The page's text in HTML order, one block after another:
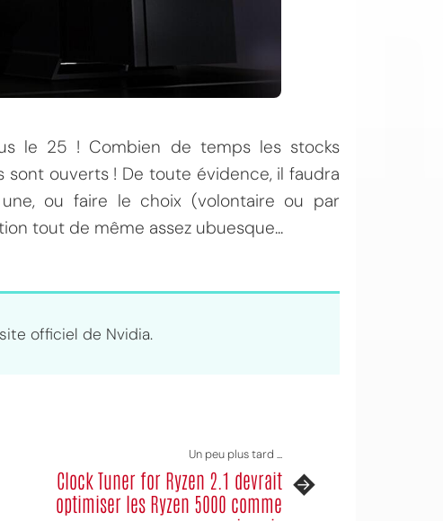
le 25 ! Combien de temps les stocks
sont ouverts ! De toute évidence, il faudra
ou faire le choix (volontaire ou par
tout de même assez ubuesque...
officiel de Nvidia.
Un peu plus tard ...
Clock Tuner for Ryzen 2.1 devrait
optimiser les Ryzen 5000 comme